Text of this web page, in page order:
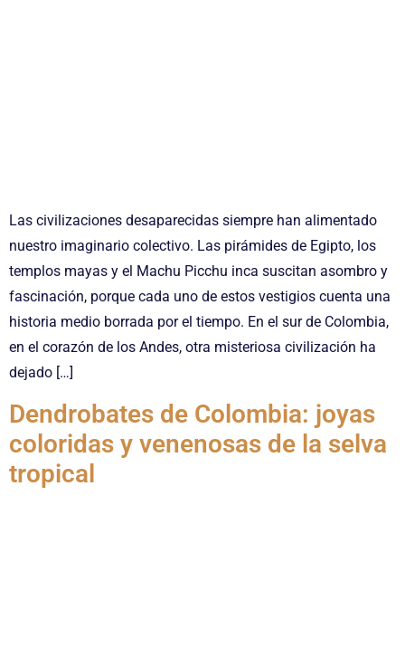
Las civilizaciones desaparecidas siempre han alimentado
nuestro imaginario colectivo. Las pirámides de Egipto, los
templos mayas y el Machu Picchu inca suscitan asombro y
fascinación, porque cada uno de estos vestigios cuenta una
historia medio borrada por el tiempo. En el sur de Colombia,
en el corazón de los Andes, otra misteriosa civilización ha
dejado […]
Dendrobates de Colombia: joyas
coloridas y venenosas de la selva
tropical